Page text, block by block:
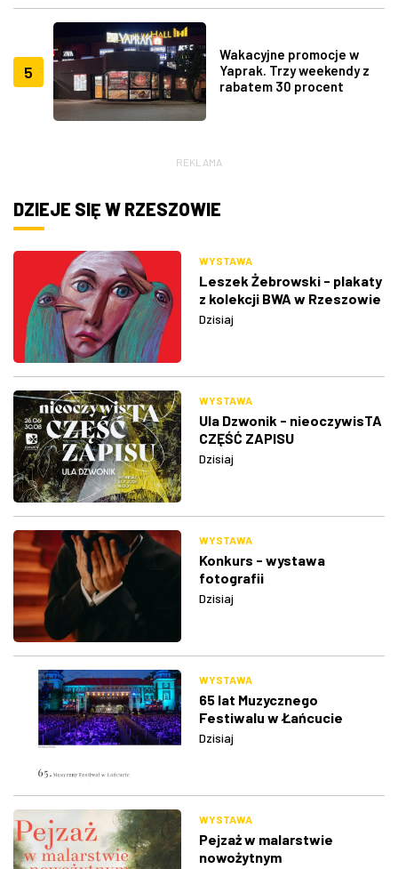
5
Wakacyjne promocje w
Yaprak. Trzy weekendy z
rabatem 30 procent
REKLAMA
DZIEJE SIĘ W RZESZOWIE
WYSTAWA
Leszek Żebrowski - plakaty
z kolekcji BWA w Rzeszowie
Dzisiaj
WYSTAWA
Ula Dzwonik - nieoczywisTA
CZĘŚĆ ZAPISU
Dzisiaj
WYSTAWA
Konkurs - wystawa
fotografii
Dzisiaj
WYSTAWA
65 lat Muzycznego
Festiwalu w Łańcucie
Dzisiaj
WYSTAWA
Pejzaż w malarstwie
nowożytnym